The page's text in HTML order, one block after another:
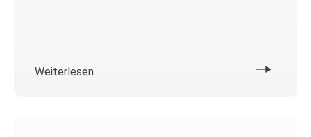
Weiterlesen